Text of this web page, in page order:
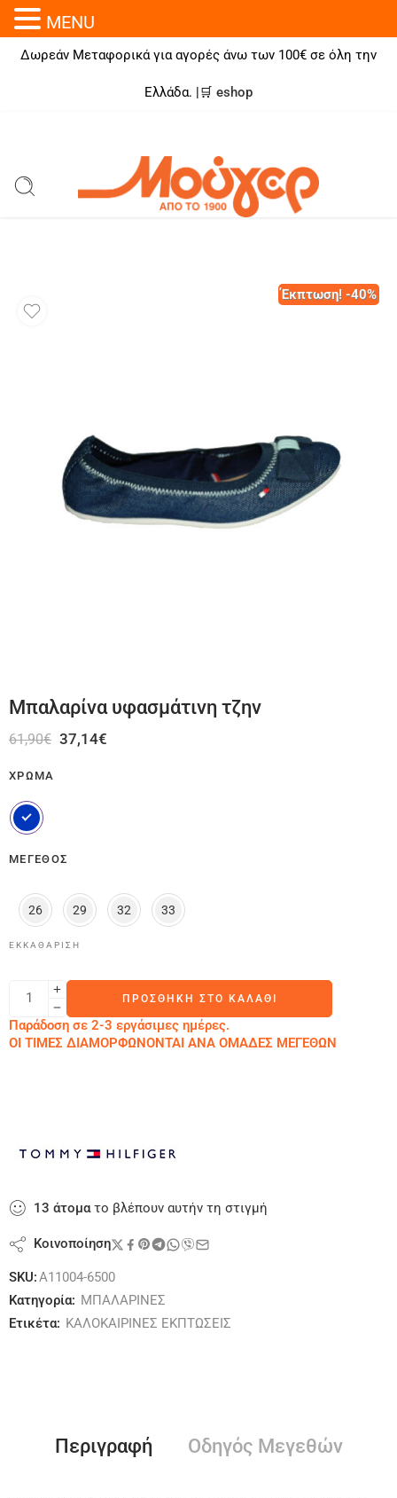
Δωρεάν Μεταφορικά για αγορές άνω των 100€ σε όλη την
Ελλάδα. |🛒 eshop
Έκπτωση! -40%
Μπαλαρίνα υφασμάτινη τζην
61,90€ 37,14€
ΧΡΏΜΑ
ΜΈΓΕΘΟΣ
26 29 32 33
ΕΚΚΑΘΆΡΙΣΗ
ΠΡΟΣΘΉΚΗ ΣΤΟ ΚΑΛΆΘΙ
Παράδοση σε 2-3 εργάσιμες ημέρες.
ΟΙ ΤΙΜΕΣ ΔΙΑΜΟΡΦΩΝΟΝΤΑΙ ΑΝΑ ΟΜΑΔΕΣ ΜΕΓΕΘΩΝ
13 άτοματο βλέπουν αυτήν τη στιγμή
Κοινοποίηση
SKU:A11004-6500
Κατηγορία: ΜΠΑΛΑΡΙΝΕΣ
Ετικέτα: ΚΑΛΟΚΑΙΡΙΝΕΣ ΕΚΠΤΩΣΕΙΣ
Περιγραφή Οδηγός Μεγεθών
MENU